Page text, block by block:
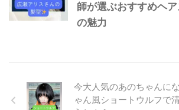
師が選ぶおすすめヘ
の魅力
今大人気のあのちゃんに
ゃん風ショートウルフで